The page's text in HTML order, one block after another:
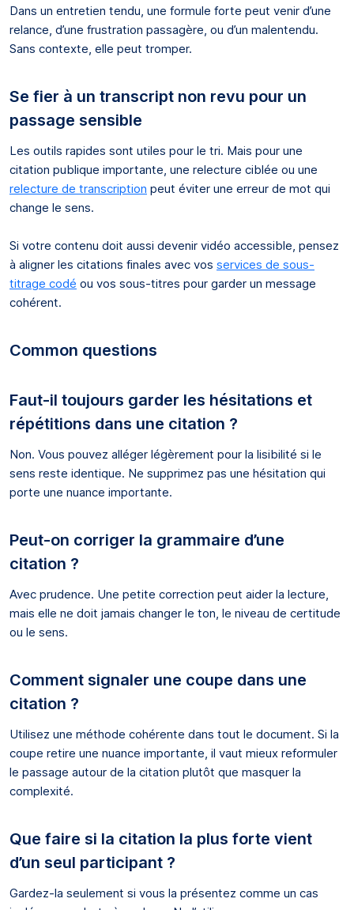
Dans un entretien tendu, une formule forte peut venir d’une
relance, d’une frustration passagère, ou d’un malentendu.
Sans contexte, elle peut tromper.
Se fier à un transcript non revu pour un
passage sensible
Les outils rapides sont utiles pour le tri. Mais pour une
citation publique importante, une relecture ciblée ou une
relecture de transcription peut éviter une erreur de mot qui
change le sens.
Si votre contenu doit aussi devenir vidéo accessible, pensez
à aligner les citations finales avec vos services de sous-
titrage codé ou vos sous-titres pour garder un message
cohérent.
Common questions
Faut-il toujours garder les hésitations et
répétitions dans une citation ?
Non. Vous pouvez alléger légèrement pour la lisibilité si le
sens reste identique. Ne supprimez pas une hésitation qui
porte une nuance importante.
Peut-on corriger la grammaire d’une
citation ?
Avec prudence. Une petite correction peut aider la lecture,
mais elle ne doit jamais changer le ton, le niveau de certitude
ou le sens.
Comment signaler une coupe dans une
citation ?
Utilisez une méthode cohérente dans tout le document. Si la
coupe retire une nuance importante, il vaut mieux reformuler
le passage autour de la citation plutôt que masquer la
complexité.
Que faire si la citation la plus forte vient
d’un seul participant ?
Gardez-la seulement si vous la présentez comme un cas